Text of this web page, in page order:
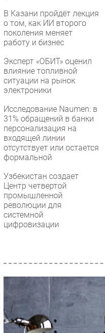
В Казани пройдёт лекция
о том, как ИИ второго
поколения меняет
работу и бизнес
Эксперт «ОБИТ» оценил
влияние топливной
ситуации на рынок
электроники
Исследование Naumen: в
31% обращений в банки
персонализация на
входящей линии
отсутствует или остается
формальной
Узбекистан создает
Центр четвертой
промышленной
революции для
системной
цифровизации